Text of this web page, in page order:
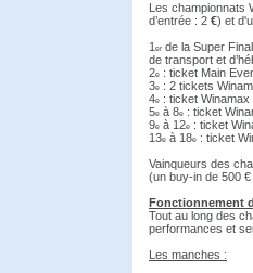
Les championnats
d’entrée : 2 €) et
1 er de la Super
de transport et
2e : ticket Main
3e : 2 tickets
4e : ticket Winamax
5e à 8e : ticket
9e à 12e : ticket
13e à 18e : ticket
Vainqueurs des
(un buy-in de 500 €
Fonctionnement
Tout au long des
performances et
Les manches :